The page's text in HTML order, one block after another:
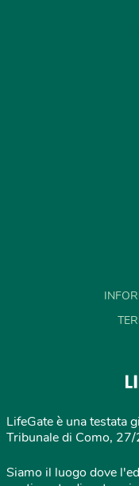
LifeGate è una testata
Tribunale di Como,
Siamo il luogo dove